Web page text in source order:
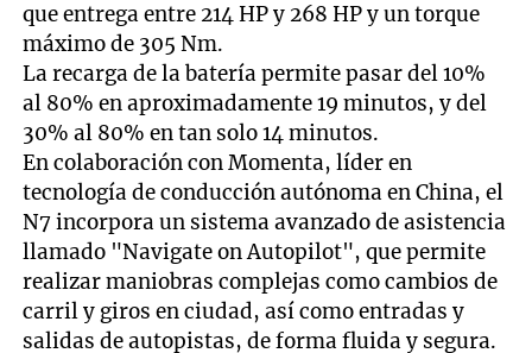
que entrega entre 214 HP y 268 HP y un torque
máximo de 305 Nm.
La recarga de la batería permite pasar del 10%
al 80% en aproximadamente 19 minutos, y del
30% al 80% en tan solo 14 minutos.
En colaboración con Momenta, líder en
tecnología de conducción autónoma en China, el
N7 incorpora un sistema avanzado de asistencia
llamado "Navigate on Autopilot", que permite
realizar maniobras complejas como cambios de
carril y giros en ciudad, así como entradas y
salidas de autopistas, de forma fluida y segura.